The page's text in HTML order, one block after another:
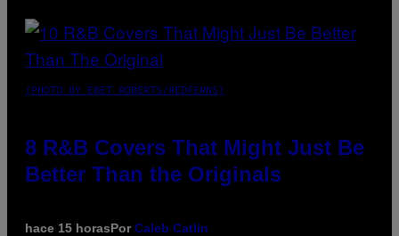
(PHOTO BY EBET ROBERTS/REDFERNS)
8 R&B Covers That Might Just Be
Better Than the Originals
hace 15 horasPorCaleb Catlin